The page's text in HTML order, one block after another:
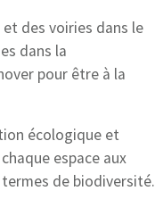
des voiries dans le
dans la
pour être à la
écologique et
espace aux
de biodiversité.